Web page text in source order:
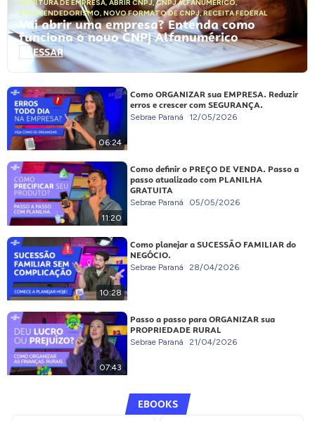
ABERTURA DE EMPRESA, ABRIR CNPJ,CNPJ ALFANUMÉRICO,
EMPREENDEDORISMO, NOVO FORMATO DE CNPJ,RECEITA FEDERAL
Vai abrir uma empresa? Entenda como
funciona o novo CNPJ Alfanumérico
ACESSAR
06:24
Como ORGANIZAR sua EMPRESA. Reduzir
erros e crescer com SEGURANÇA.
Sebrae Paraná 12/05/2026
11:20
Como definir o PREÇO DE VENDA. Passo a
passo atualizado com PLANILHA
GRATUITA
Sebrae Paraná 05/05/2026
10:28
Como planejar a SUCESSÃO FAMILIAR do
NEGÓCIO.
Sebrae Paraná 28/04/2026
07:43
Passo a passo para ORGANIZAR sua
PROPRIEDADE RURAL
Sebrae Paraná 21/04/2026
EBOOKS